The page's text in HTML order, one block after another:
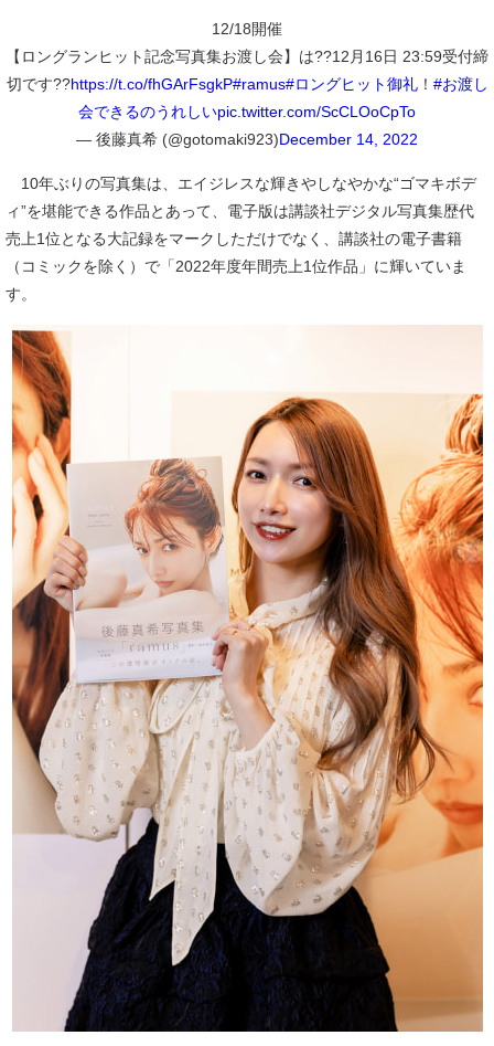
12/18開催
【ロングランヒット記念写真集お渡し会】は??12月16日 23:59受付締
切です??https://t.co/fhGArFsgkP#ramus#ロングヒット御礼！ #お渡し
会できるのうれしいpic.twitter.com/ScCLOoCpTo
— 後藤真希 (@gotomaki923)December 14, 2022
10年ぶりの写真集は、エイジレスな輝きやしなやかな“ゴマキボデ
ィ”を堪能できる作品とあって、電子版は講談社デジタル写真集歴代
売上1位となる大記録をマークしただけでなく、講談社の電子書籍
（コミックを除く）で「2022年度年間売上1位作品」に輝いていま
す。